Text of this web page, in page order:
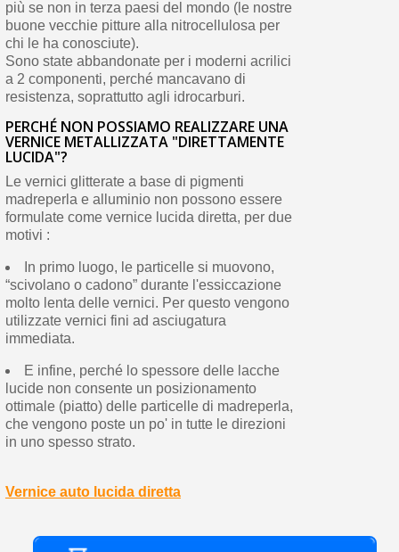
più se non in terza paesi del mondo (le nostre
buone vecchie pitture alla nitrocellulosa per
chi le ha conosciute).
Sono state abbandonate per i moderni acrilici
a 2 componenti, perché mancavano di
resistenza, soprattutto agli idrocarburi.
PERCHÉ NON POSSIAMO REALIZZARE UNA
VERNICE METALLIZZATA "DIRETTAMENTE
LUCIDA"?
Le vernici glitterate a base di pigmenti
madreperla e alluminio non possono essere
formulate come vernice lucida diretta, per due
motivi :
In primo luogo, le particelle si muovono,
“scivolano o cadono” durante l'essiccazione
molto lenta delle vernici. Per questo vengono
utilizzate vernici fini ad asciugatura
immediata.
E infine, perché lo spessore delle lacche
lucide non consente un posizionamento
ottimale (piatto) delle particelle di madreperla,
che vengono poste un po' in tutte le direzioni
in uno spesso strato.
Vernice auto lucida diretta